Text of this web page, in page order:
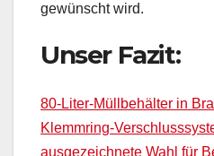
gewünscht wird.
Unser Fazit:
80-Liter-Müllbehälter in
Klemmring-
ausgezeichnete Wahl für